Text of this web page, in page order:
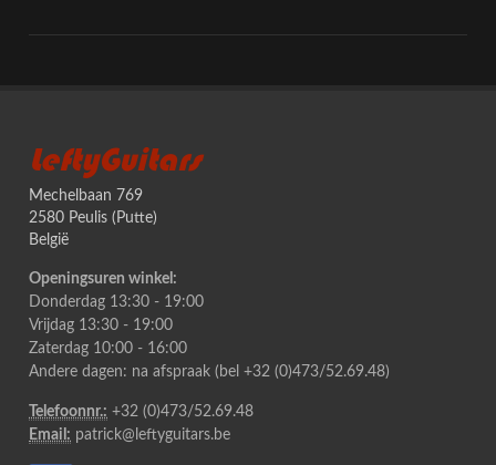
LeftyGuitars
Mechelbaan 769
2580 Peulis (Putte)
België
Openingsuren winkel:
Donderdag 13:30 - 19:00
Vrijdag 13:30 - 19:00
Zaterdag 10:00 - 16:00
Andere dagen: na afspraak (bel +32 (0)473/52.69.48)
Telefoonnr.: +32 (0)473/52.69.48
Email: patrick@leftyguitars.be